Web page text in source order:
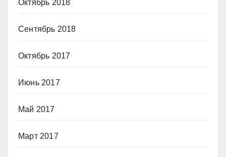
Октябрь 2018
Сентябрь 2018
Октябрь 2017
Июнь 2017
Май 2017
Март 2017